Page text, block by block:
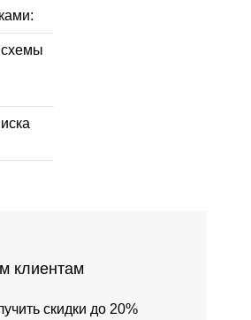
клиентам
скидки до 20%